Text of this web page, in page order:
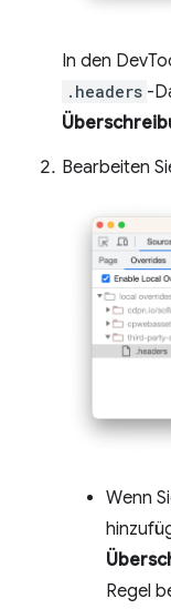
In den
.headers -
Bearbeiten
Wenn
Regel